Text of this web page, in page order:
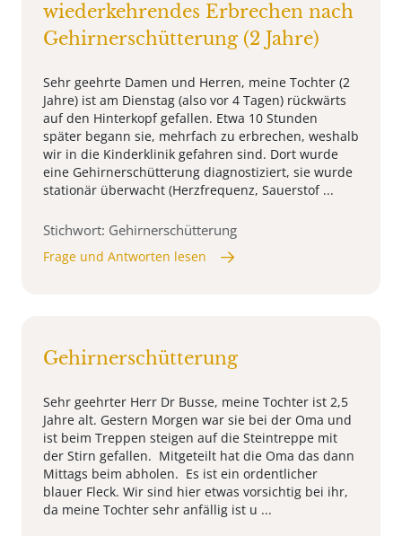
wiederkehrendes Erbrechen nach
Gehirnerschütterung (2 Jahre)
Sehr geehrte Damen und Herren, meine Tochter (2
Jahre) ist am Dienstag (also vor 4 Tagen) rückwärts
auf den Hinterkopf gefallen. Etwa 10 Stunden
später begann sie, mehrfach zu erbrechen, weshalb
wir in die Kinderklinik gefahren sind. Dort wurde
eine Gehirnerschütterung diagnostiziert, sie wurde
stationär überwacht (Herzfrequenz, Sauerstof ...
Stichwort: Gehirnerschütterung
Frage und Antworten lesen
Gehirnerschütterung
Sehr geehrter Herr Dr Busse, meine Tochter ist 2,5
Jahre alt. Gestern Morgen war sie bei der Oma und
ist beim Treppen steigen auf die Steintreppe mit
der Stirn gefallen. Mitgeteilt hat die Oma das dann
Mittags beim abholen. Es ist ein ordentlicher
blauer Fleck. Wir sind hier etwas vorsichtig bei ihr,
da meine Tochter sehr anfällig ist u ...